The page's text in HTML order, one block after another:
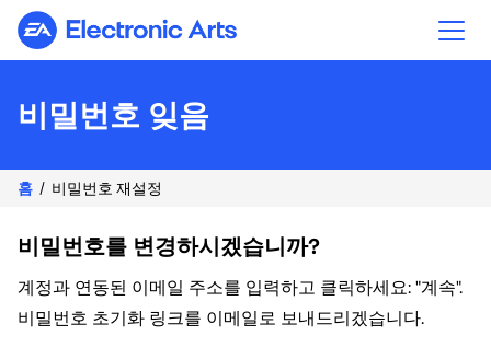
Electronic Arts
비밀번호 잊음
홈 비밀번호 재설정
비밀번호를 변경하시겠습니까?
계정과 연동된 이메일 주소를 입력하고 클릭하세요: "계속".
비밀번호 초기화 링크를 이메일로 보내드리겠습니다.